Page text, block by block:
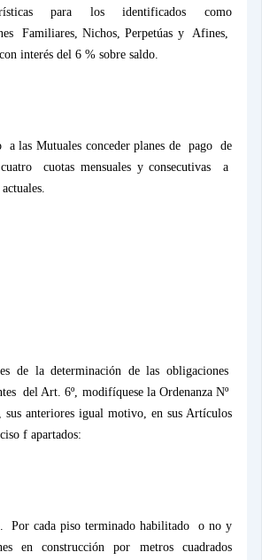
para los identificados
como
Familiares, Nichos, Perpetúas y
Afines,
interés del 6 % sobre saldo.
a las Mutuales conceder planes de pago
de
cuatro cuotas mensuales y consecutivas
a
de la determinación de las obligaciones
del Art. 6º, modifíquese la Ordenanza Nº
sus anteriores igual motivo, en sus Artículos
f apartados:
Por cada piso terminado habilitado
o no y
en construcción por metros cuadrados